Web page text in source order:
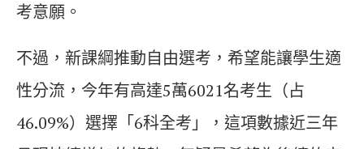
考意願。
不過，新課綱推動自由選考，希望能讓學生適
性分流，今年有高達5萬6021名考生（占
46.09%）選擇「6科全考」，這項數據近三年